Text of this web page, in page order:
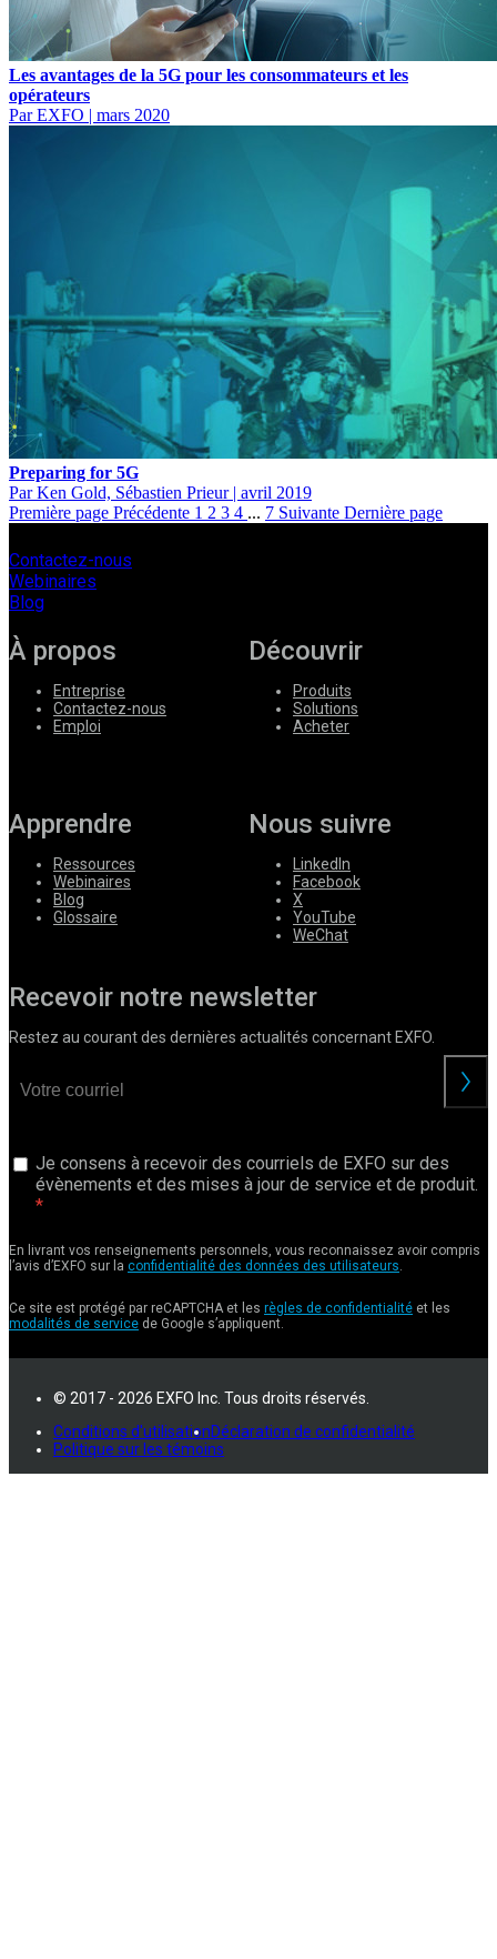
Les avantages de la 5G pour les consommateurs et les
opérateurs
Par EXFO | mars 2020
Preparing for 5G
Par Ken Gold, Sébastien Prieur | avril 2019
Première page Précédente 1 2 3 4 ... 7 Suivante Dernière page
Contactez-nous
Webinaires
Blog
À propos
Entreprise
Contactez-nous
Emploi
Découvrir
Produits
Solutions
Acheter
Apprendre
Ressources
Webinaires
Blog
Glossaire
Nous suivre
LinkedIn
Facebook
X
YouTube
WeChat
Recevoir notre newsletter
Restez au courant des dernières actualités concernant EXFO.
Je consens à recevoir des courriels de EXFO sur des
évènements et des mises à jour de service et de produit.
En livrant vos renseignements personnels, vous reconnaissez avoir compris
l’avis d’EXFO sur la confidentialité des données des utilisateurs.
Ce site est protégé par reCAPTCHA et les règles de confidentialité et les
modalités de service de Google s’appliquent.
© 2017 - 2026 EXFO Inc. Tous droits réservés.
Conditions d'utilisationDéclaration de confidentialité
Politique sur les témoins